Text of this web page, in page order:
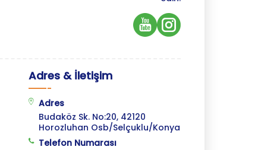
Adres & İletişim
Adres
Budaköz Sk. No:20, 42120
Horozluhan Osb/Selçuklu/Konya
Telefon Numarası